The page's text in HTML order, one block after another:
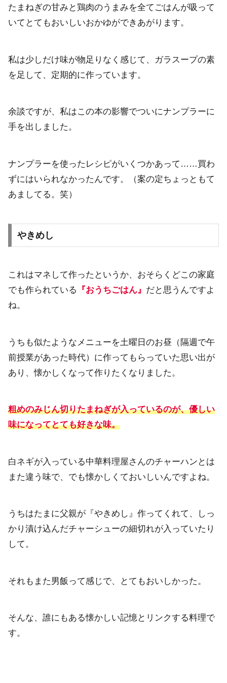
たまねぎの甘みと鶏肉のうまみを全てごはんが吸って
いてとてもおいしいおかゆができあがります。
私は少しだけ味が物足りなく感じて、ガラスープの素
を足して、定期的に作っています。
余談ですが、私はこの本の影響でついにナンプラーに
手を出しました。
ナンプラーを使ったレシピがいくつかあって……買わ
ずにはいられなかったんです。（案の定ちょっともて
あましてる。笑）
やきめし
これはマネして作ったというか、おそらくどこの家庭
でも作られている
『おうちごはん』 だと思うんですよ
ね。
うちも似たようなメニューを土曜日のお昼（隔週で午
前授業があった時代）に作ってもらっていた思い出が
あり、懐かしくなって作りたくなりました。
粗めのみじん切りたまねぎが入っているのが、優しい
味になってとても好きな味。
白ネギが入っている中華料理屋さんのチャーハンとは
また違う味で、でも懐かしくておいしいんですよね。
うちはたまに父親が『やきめし』作ってくれて、しっ
かり漬け込んだチャーシューの細切れが入っていたり
して。
それもまた男飯って感じで、とてもおいしかった。
そんな、誰にもある懐かしい記憶とリンクする料理で
す。